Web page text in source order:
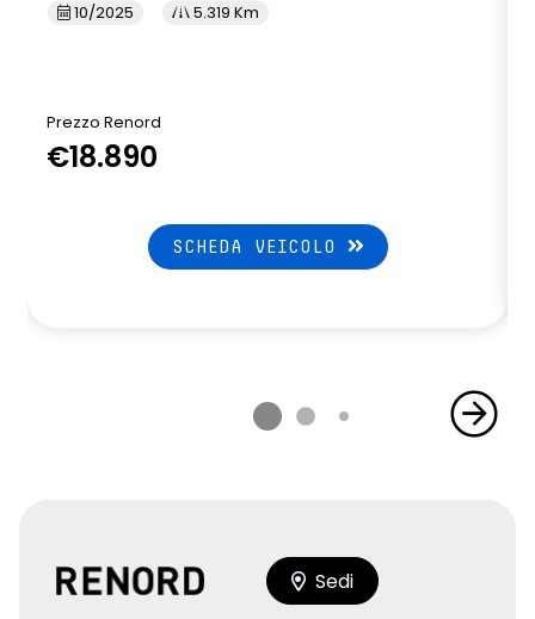
10/2025
5.319 Km
Prezzo Renord
€18.890
SCHEDA VEICOLO
Sedi